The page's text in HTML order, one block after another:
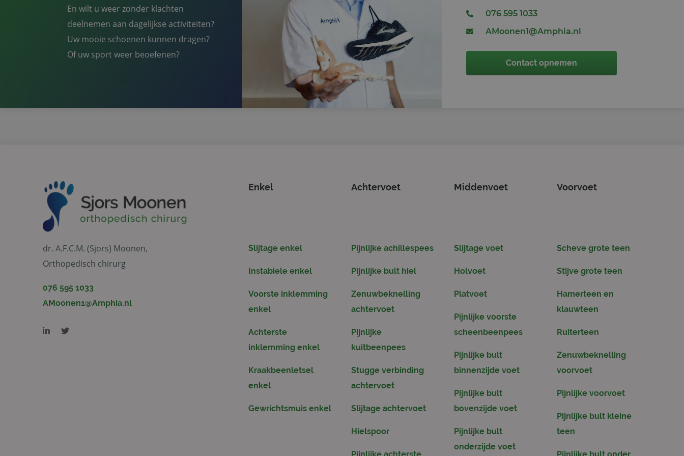
En wilt u weer zonder klachten
deelnemen aan dagelijkse activiteiten?
Uw mooie schoenen kunnen dragen?
Of uw sport weer beoefenen?
076 595 1033
AMoonen1@Amphia.nl
Contact opnemen
dr. A.F.C.M. (Sjors) Moonen,
Orthopedisch chirurg
076 595 1033
AMoonen1@Amphia.nl
Enkel
Slijtage enkel
Instabiele enkel
Voorste inklemming
enkel
Achterste
inklemming enkel
Kraakbeenletsel
enkel
Gewrichtsmuis enkel
Achtervoet
Pijnlijke achillespees
Pijnlijke bult hiel
Zenuwbeknelling
achtervoet
Pijnlijke
kuitbeenpees
Stugge verbinding
achtervoet
Slijtage achtervoet
Hielspoor
Middenvoet
Slijtage voet
Holvoet
Platvoet
Pijnlijke voorste
scheenbeenpees
Pijnlijke bult
binnenzijde voet
Pijnlijke bult
bovenzijde voet
Pijnlijke bult
onderzijde voet
Voorvoet
Scheve grote teen
Stijve grote teen
Hamerteen en
klauwteen
Ruiterteen
Zenuwbeknelling
voorvoet
Pijnlijke voorvoet
Pijnlijke bult kleine
teen
Vervaldatum Omschrijving
_ga
1 jaar 1
maand
Deze cookienaam is gekoppeld aan Google Universal Analytics - wat
een belangrijke update is van de meer algemeen gebruikte
analyseservice van Google. Deze cookie wordt gebruikt om unieke
gebruikers te onderscheiden door een willekeurig gegenereerd
nummer toe te wijzen als klant-ID. Het is opgenomen in elk
paginaverzoek op een site en wordt gebruikt om bezoekers-, sessie-
en campagnegegevens te berekenen voor de analyserapporten van
de site.
1 dag
Deze cookie wordt geplaatst door Google Analytics. Het slaat een
unieke waarde op voor elke bezochte pagina en werkt deze bij en
wordt gebruikt om paginaweergaven te tellen en bij te houden.